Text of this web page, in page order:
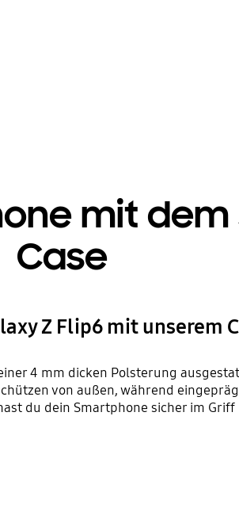
mit dem
Case
Z Flip6 mit unserem
4 mm dicken Polsterung
von außen, während
du dein Smartphone sicher im